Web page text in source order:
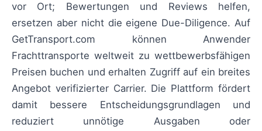
vor Ort; Bewertungen und Reviews helfen,
ersetzen aber nicht die eigene Due-Diligence. Auf
GetTransport.com können Anwender
Frachttransporte weltweit zu wettbewerbsfähigen
Preisen buchen und erhalten Zugriff auf ein breites
Angebot verifizierter Carrier. Die Plattform fördert
damit bessere Entscheidungsgrundlagen und
reduziert unnötige Ausgaben oder